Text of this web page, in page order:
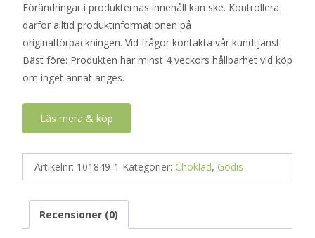
Förändringar i produkternas innehåll kan ske. Kontrollera
därför alltid produktinformationen på
originalförpackningen. Vid frågor kontakta vår kundtjänst.
Bäst före: Produkten har minst 4 veckors hållbarhet vid köp
om inget annat anges.
Läs mera & köp
Artikelnr: 101849-1 Kategorier: Choklad, Godis
Recensioner (0)